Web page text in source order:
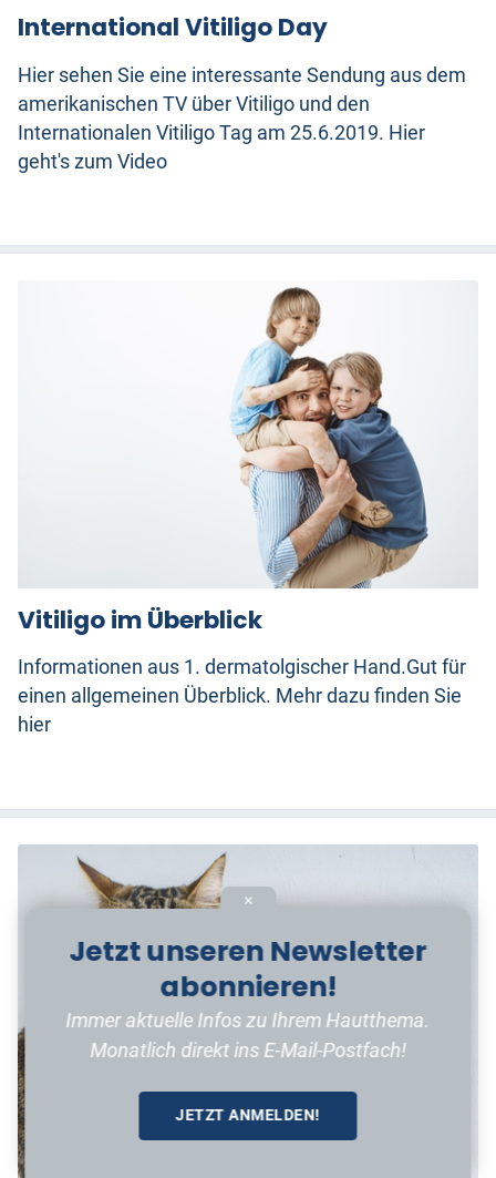
International Vitiligo Day
Hier sehen Sie eine interessante Sendung aus dem
amerikanischen TV über Vitiligo und den
Internationalen Vitiligo Tag am 25.6.2019. Hier
geht's zum Video
Vitiligo im Überblick
Informationen aus 1. dermatolgischer Hand.Gut für
einen allgemeinen Überblick. Mehr dazu finden Sie
hier
✕
Jetzt unseren Newsletter
abonnieren!
Immer aktuelle Infos zu Ihrem Hautthema.
Monatlich direkt ins E-Mail-Postfach!
JETZT ANMELDEN!